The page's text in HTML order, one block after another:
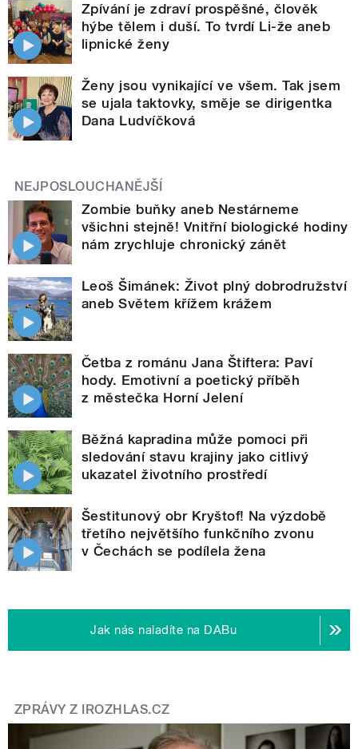
Zpívání je zdraví prospěšné, člověk
hýbe tělem i duší. To tvrdí Li-že aneb
lipnické ženy
Ženy jsou vynikající ve všem. Tak jsem
se ujala taktovky, směje se dirigentka
Dana Ludvíčková
NEJPOSLOUCHANĚJŠÍ
Zombie buňky aneb Nestárneme
všichni stejně! Vnitřní biologické hodiny
nám zrychluje chronický zánět
Leoš Šimánek: Život plný dobrodružství
aneb Světem křížem krážem
Četba z románu Jana Štiftera: Paví
hody. Emotivní a poetický příběh
z městečka Horní Jelení
Běžná kapradina může pomoci při
sledování stavu krajiny jako citlivý
ukazatel životního prostředí
Šestitunový obr Kryštof! Na výzdobě
třetího největšího funkčního zvonu
v Čechách se podílela žena
Jak nás naladíte na DABu
ZPRÁVY Z IROZHLAS.CZ